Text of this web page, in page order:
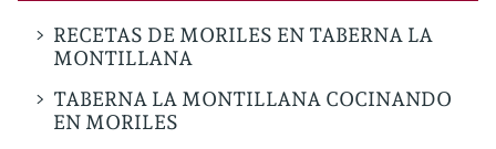
RECETAS DE MORILES EN TABERNA LA
MONTILLANA
TABERNA LA MONTILLANA COCINANDO
EN MORILES